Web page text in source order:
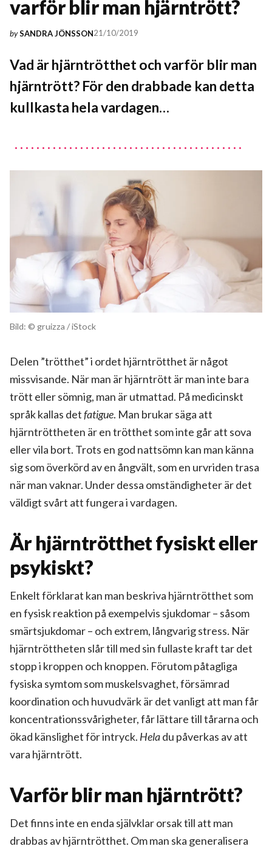
varför blir man hjärntrött?
by SANDRA JÖNSSON21/10/2019
Vad är hjärntrötthet och varför blir man
hjärntrött? För den drabbade kan detta
kullkasta hela vardagen…
Bild: © gruizza / iStock
Delen ”trötthet” i ordet hjärntrötthet är något
missvisande. När man är hjärntrött är man inte bara
trött eller sömnig, man är utmattad. På medicinskt
språk kallas detfatigue. Man brukar säga att
hjärntröttheten är en trötthet som inte går att sova
eller vila bort. Trots en god nattsömn kan man känna
sig som överkörd av en ångvält, som en urvriden trasa
när man vaknar. Under dessa omständigheter är det
väldigt svårt att fungera i vardagen.
Är hjärntrötthet fysiskt eller
psykiskt?
Enkelt förklarat kan man beskriva hjärntrötthet som
en fysisk reaktion på exempelvis sjukdomar – såsom
smärtsjukdomar – och extrem, långvarig stress. När
hjärntröttheten slår till med sin fullaste kraft tar det
stopp i kroppen och knoppen. Förutom påtagliga
fysiska symtom som muskelsvaghet, försämrad
koordination och huvudvärk är det vanligt att man får
koncentrationssvårigheter, får lättare till tårarna och
ökad känslighet för intryck. Heladu påverkas av att
vara hjärntrött.
Varför blir man hjärntrött?
Det finns inte en enda självklar orsak till att man
drabbas av hjärntrötthet. Om man ska generalisera